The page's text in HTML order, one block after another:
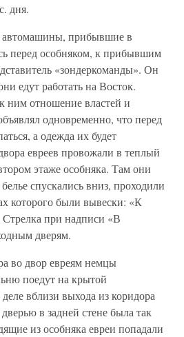
дня.
прибывшие в
перед особняком, к прибывшим
«зондеркоманды». Он
едут работать на Восток.
ним отношение властей и
одновременно, что перед
а одежда их будет
евреев провожали в теплый
этаже особняка. Там они
спускались вниз, проходили
которого были вывески: «К
при надписи «В
дверям.
во двор евреям немцы
поедут на крытой
вблизи выхода из коридора
в задней стене была так
из особняка евреи попадали